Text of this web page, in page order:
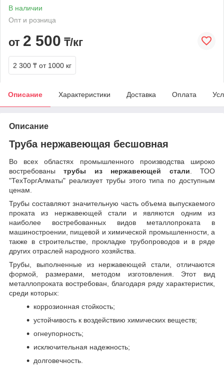
В наличии
Опт и розница
от 2 500 ₸/кг
2 300 ₸ от 1000 кг
Описание Характеристики Доставка Оплата
Описание
Труба нержавеющая бесшовная
Во всех областях промышленного производства широко
востребованытрубы из нержавеющей стали. ТОО
"ТехТоргАлматы" реализует трубы этого типа по доступным
ценам.
Трубы составляют значительную часть объема выпускаемого
проката из нержавеющей стали и являются одним из
наиболее востребованных видов металлопроката в
машиностроении, пищевой и химической промышленности, а
также в строительстве, прокладке трубопроводов и в ряде
других отраслей народного хозяйства.
Трубы, выполненные из нержавеющей стали, отличаются
формой, размерами, методом изготовления. Этот вид
металлопроката востребован, благодаря ряду характеристик,
среди которых:
коррозионная стойкость;
устойчивость к воздействию химических веществ;
огнеупорность;
исключительная надежность;
долговечность.